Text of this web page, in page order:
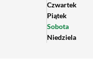
Czwartek
Piątek
Sobota
Niedziela